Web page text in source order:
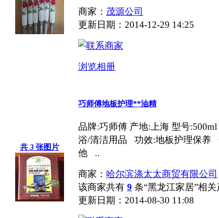
商家： 茂源公司
更新日期：2014-12-29 14:25
浏览相册
共 3 张图片
巧师傅地板护理**油精
品牌:巧师傅 产地:上海 型号
浴/清洁用品 功效:地板护理保养
他 ..
商家： 哈尔滨涤太太商贸有限公司
该商家共有 9 条“黑龙江家居”相
更新日期：2014-08-30 11:08